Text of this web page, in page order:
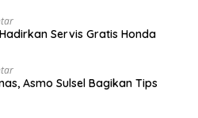
Servis Gratis Honda
Asmo Sulsel Bagikan Tips